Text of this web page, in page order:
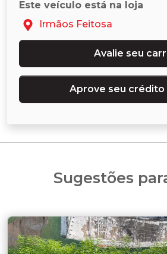
Este veículo está na loja
Irmãos Feitosa
Avalie seu
Aprove seu crédito
Sugestões